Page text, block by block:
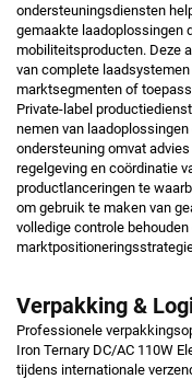
ondersteuningsdiensten
gemaakte laadoplossingen
mobiliteitsproducten. Deze
van complete
marktsegmenten of
Private-label
nemen van
ondersteuning omvat
regelgeving en coördinatie
productlanceringen te
om gebruik te maken van
volledige controle
Verpakking &
Professionele
Iron Ternary DC/AC 110W
tijdens internationale